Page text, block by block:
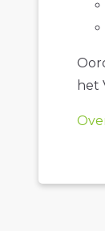
het